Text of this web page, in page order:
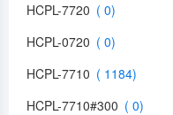
HCPL-7720
HCPL-0720
HCPL-7710
HCPL-7710#300